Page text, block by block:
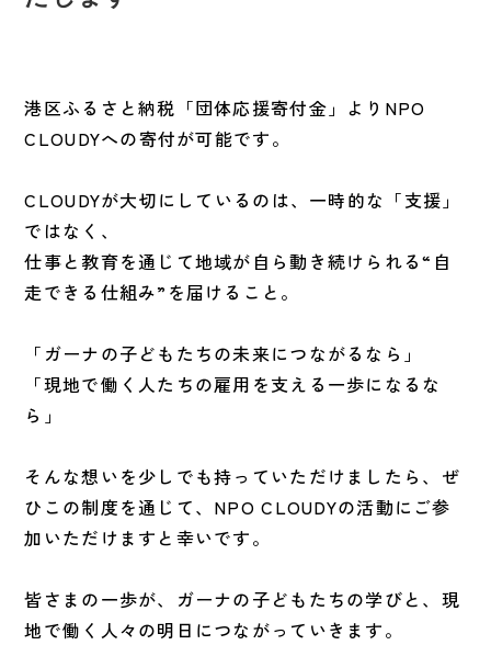
港区ふるさと納税「団体応援寄付金」よりNPO
CLOUDYへの寄付が可能です。
CLOUDYが大切にしているのは、一時的な「支援」
ではなく、
仕事と教育を通じて地域が自ら動き続けられる“自
走できる仕組み”を届けること。
「ガーナの子どもたちの未来につながるなら」
「現地で働く人たちの雇用を支える一歩になるな
ら」
そんな想いを少しでも持っていただけましたら、ぜ
ひこの制度を通じて、NPO CLOUDYの活動にご参
加いただけますと幸いです。
皆さまの一歩が、ガーナの子どもたちの学びと、現
地で働く人々の明日につながっていきます。